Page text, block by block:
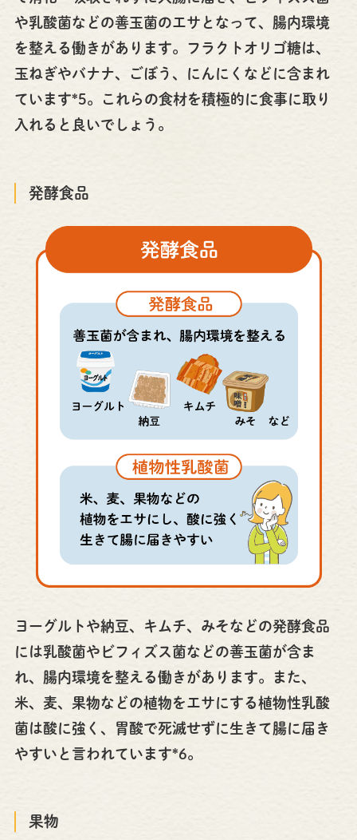
や乳酸菌などの善玉菌のエサとなって、腸内環境
を整える働きがあります。フラクトオリゴ糖は、
玉ねぎやバナナ、ごぼう、にんにくなどに含まれ
ています*5。これらの食材を積極的に食事に取り
入れると良いでしょう。
発酵食品
ヨーグルトや納豆、キムチ、みそなどの発酵食品
には乳酸菌やビフィズス菌などの善玉菌が含ま
れ、腸内環境を整える働きがあります。また、
米、麦、果物などの植物をエサにする植物性乳酸
菌は酸に強く、胃酸で死滅せずに生きて腸に届き
やすいと言われています*6。
果物